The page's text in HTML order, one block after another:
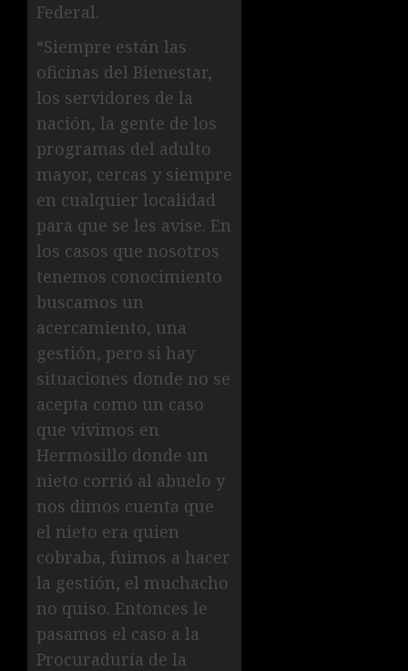
Federal.
“Siempre están las
oficinas del Bienestar,
los servidores de la
nación, la gente de los
programas del adulto
mayor, cercas y siempre
en cualquier localidad
para que se les avise. En
los casos que nosotros
tenemos conocimiento
buscamos un
acercamiento, una
gestión, pero si hay
situaciones donde no se
acepta como un caso
que vivimos en
Hermosillo donde un
nieto corrió al abuelo y
nos dimos cuenta que
el nieto era quien
cobraba, fuimos a hacer
la gestión, el muchacho
no quiso. Entonces le
pasamos el caso a la
Procuraduría de la